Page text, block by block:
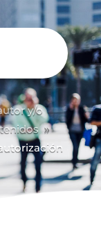
y/o
9